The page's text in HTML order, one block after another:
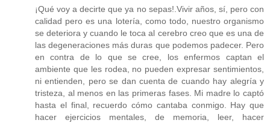
¡Qué voy a decirte que ya no sepas!.Vivir años, sí, pero con
calidad pero es una lotería, como todo, nuestro organismo
se deteriora y cuando le toca al cerebro creo que es una de
las degeneraciones más duras que podemos padecer. Pero
en contra de lo que se cree, los enfermos captan el
ambiente que les rodea, no pueden expresar sentimientos,
ni entienden, pero se dan cuenta de cuando hay alegría y
tristeza, al menos en las primeras fases. Mi madre lo captó
hasta el final, recuerdo cómo cantaba conmigo. Hay que
hacer ejercicios mentales, de memoria, leer, hacer